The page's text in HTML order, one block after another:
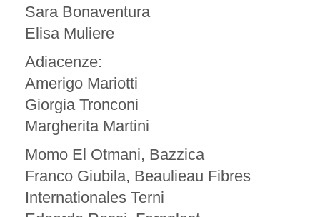
Sara Bonaventura
Elisa Muliere
Adiacenze:
Amerigo Mariotti
Giorgia Tronconi
Margherita Martini
Momo El Otmani, Bazzica
Franco Giubila, Beaulieau Fibres
Internationales Terni